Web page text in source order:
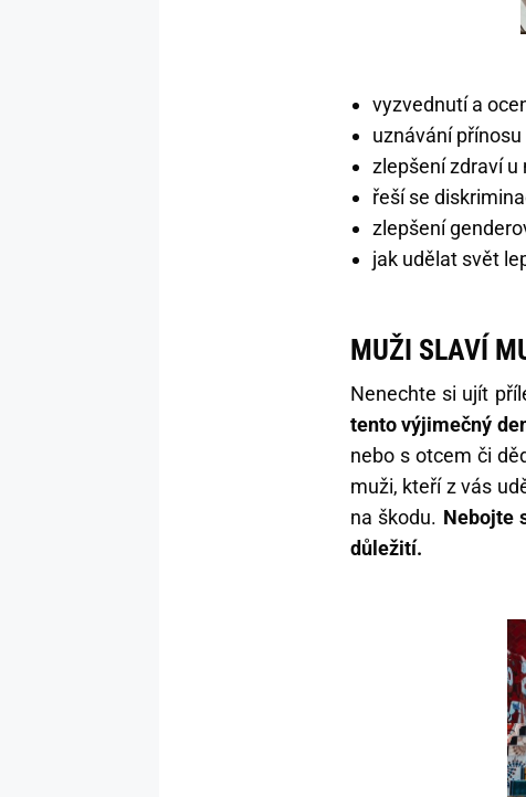
vyzvednutí a
uznávání
zlepšení zdraví u
řeší se
zlepšení
jak udělat svět
MUŽI SLAVÍ
Nenechte si ujít
tento výjimečný
nebo s otcem či
muži, kteří z vás
na škodu. Nebojte
důležití.